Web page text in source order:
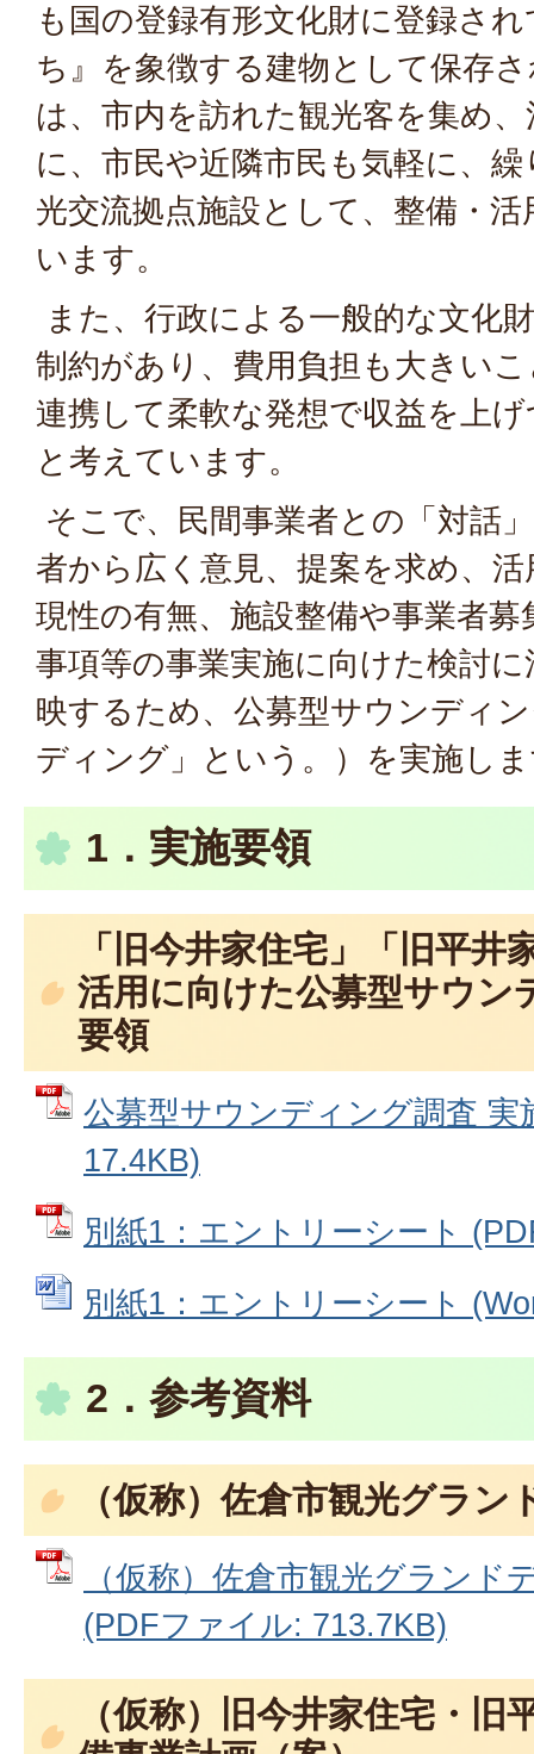
も国の登録有形文化財に登録さ
ち』を象徴する建物として保存
は、市内を訪れた観光客を集め
に、市民や近隣市民も気軽に、
光交流拠点施設として、整備・
います。
また、行政による一般的な文化
制約があり、費用負担も大きい
連携して柔軟な発想で収益を上
と考えています。
そこで、民間事業者との「対話
者から広く意見、提案を求め、
現性の有無、施設整備や事業者
事項等の事業実施に向けた検討
映するため、公募型サウンディ
ディング」という。）を実施し
1．実施要領
「旧今井家住宅」「旧平井
活用に向けた公募型サウン
要領
公募型サウンディング調査
17.4KB)
別紙1：エントリーシート
別紙1：エントリーシート
2．参考資料
（仮称）佐倉市観光グラン
（仮称）佐倉市観光グランド
(PDFファイル: 713.7KB)
（仮称）旧今井家住宅・旧